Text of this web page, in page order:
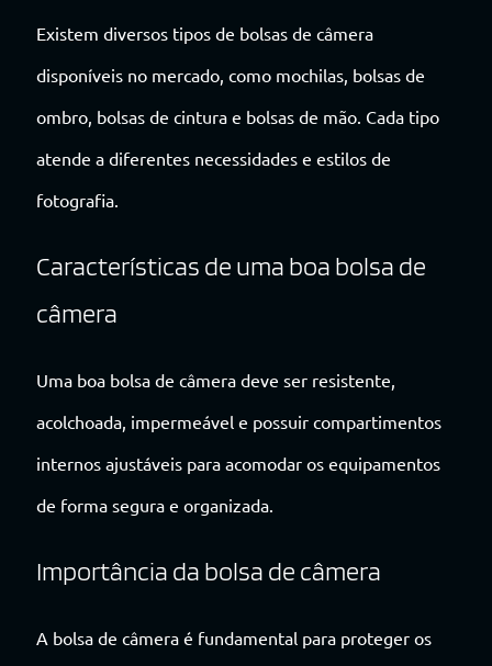
Existem diversos tipos de bolsas de câmera
disponíveis no mercado, como mochilas, bolsas de
ombro, bolsas de cintura e bolsas de mão. Cada tipo
atende a diferentes necessidades e estilos de
fotografia.
Características de uma boa bolsa de
câmera
Uma boa bolsa de câmera deve ser resistente,
acolchoada, impermeável e possuir compartimentos
internos ajustáveis para acomodar os equipamentos
de forma segura e organizada.
Importância da bolsa de câmera
A bolsa de câmera é fundamental para proteger os